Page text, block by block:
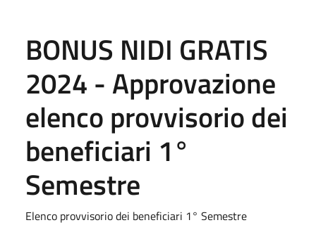
BONUS NIDI GRATIS
2024 - Approvazione
elenco provvisorio dei
beneficiari 1°
Semestre
Elenco provvisorio dei beneficiari 1° Semestre